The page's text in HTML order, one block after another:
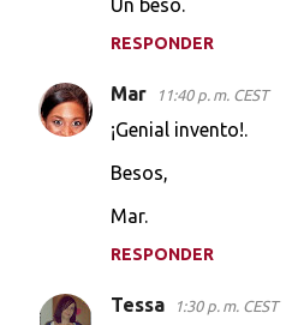
Un beso.
RESPONDER
Mar 11:40 p. m. CEST
¡Genial invento!.
Besos,
Mar.
RESPONDER
Tessa 1:30 p. m. CEST